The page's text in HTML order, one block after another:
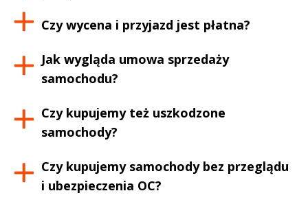
Czy wycena i przyjazd jest płatna?
Jak wygląda umowa sprzedaży
samochodu?
Czy kupujemy też uszkodzone
samochody?
Czy kupujemy samochody bez przeglądu
i ubezpieczenia OC?